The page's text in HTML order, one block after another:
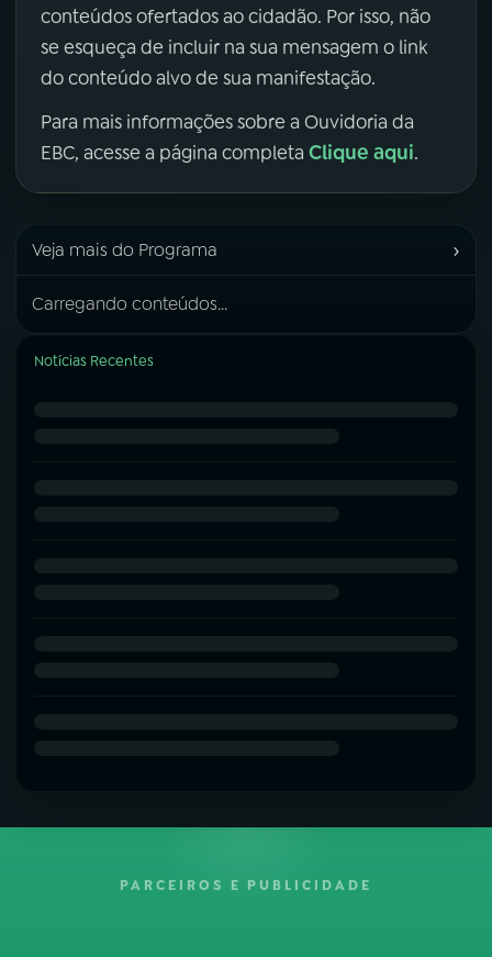
conteúdos ofertados ao cidadão. Por isso, não
se esqueça de incluir na sua mensagem o link
do conteúdo alvo de sua manifestação.
Para mais informações sobre a Ouvidoria da
EBC, acesse a página completa Clique aqui.
Veja mais do Programa ›
Carregando conteúdos...
Notícias Recentes
PARCEIROS E PUBLICIDADE